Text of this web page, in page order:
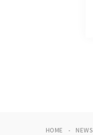
HOME NEWS